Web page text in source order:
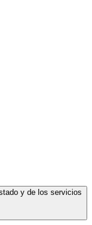
y de los servicios